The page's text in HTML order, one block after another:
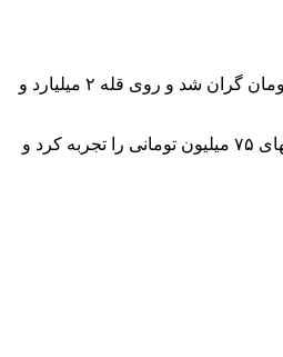
لوکانو L۸ رشد بهای ۹۰ میلیون تومانی را تجربه کرد تا با نرخ معاملاتی ۶ میلیارد و ۲۳۰ میلیون تومان معامله شود. از طرف دیگر، بک X۳ نسبت به روز گذشته ۵۰ میلیون تومان گران شد و روی قله ۲ میلیارد و
چانگان CS۳۵ نسبت به روز گذشته ۸۰ میلیون تومان گران شد تا با نرخ ۳ میلیارد و ۴۰ میلیون تومان در معاملات روز جاری حاضر شود. از طرف دیگر، هایما S۷ پرو افت بهای ۷۵ میلیون تومانی را تجربه کرد و